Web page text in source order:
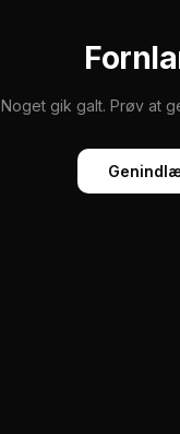
Noget gik galt. Prøv at